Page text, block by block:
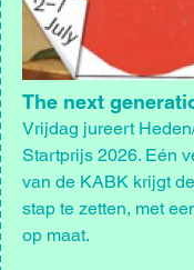
The next
Vrijdag jureert
Startprijs 2026. Eén
van de KABK krijgt
stap te zetten, met
op maat.